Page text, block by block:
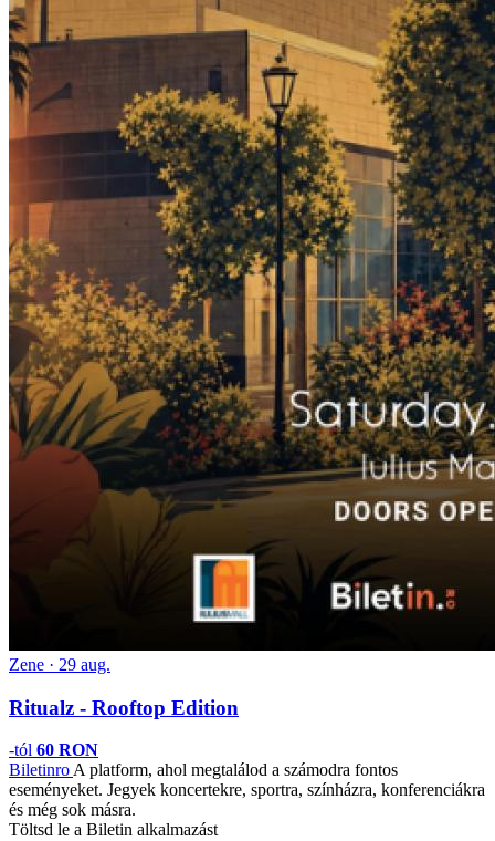
Zene · 29 aug.
Ritualz - Rooftop Edition
-tól 60 RON
BiletinroA platform, ahol megtalálod a számodra fontos
eseményeket. Jegyek koncertekre, sportra, színházra, konferenciákra
és még sok másra.
Töltsd le a Biletin alkalmazást